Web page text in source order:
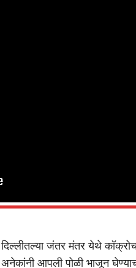
दिल्लीतल्या जंतर मंतर येथे
अनेकांनी आपली पोळी भाजून